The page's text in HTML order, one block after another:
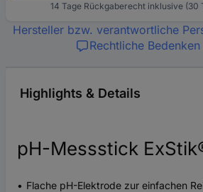
14 Tage Rückgaberecht inklusive (30
Hersteller bzw. verantwortliche
Rechtliche
Highlights & Details
pH-Messstick
Flache pH-Elektrode zur einfachen